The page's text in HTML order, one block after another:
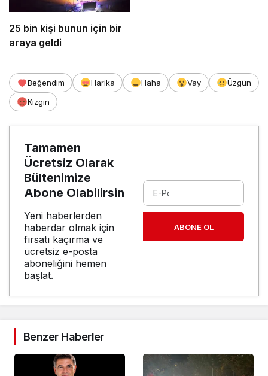
25 bin kişi bunun için bir
araya geldi
Beğendim Harika Haha Vay
Üzgün
Kızgın
Tamamen
Ücretsiz Olarak
Bültenimize
Abone Olabilirsin
Yeni haberlerden
haberdar olmak için
fırsatı kaçırma ve
ücretsiz e-posta
aboneliğini hemen
başlat.
ABONE OL
Benzer Haberler